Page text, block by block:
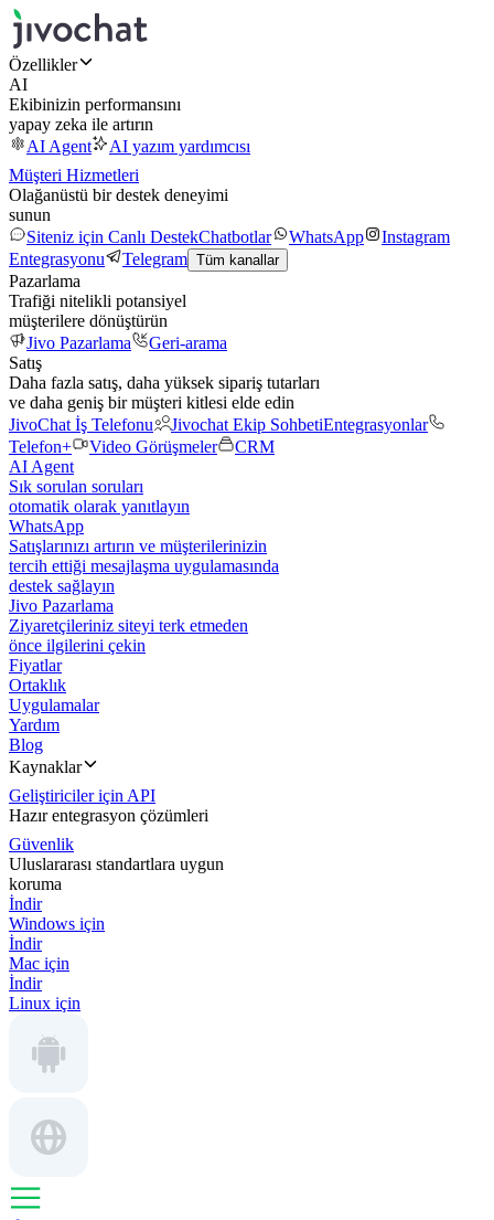
Özellikler
AI
Ekibinizin performansını
yapay zeka ile artırın
AI Agent
AI yazım yardımcısı
Müşteri Hizmetleri
Olağanüstü bir destek deneyimi
sunun
Siteniz için Canlı DestekChatbotlar WhatsApp
Instagram
Entegrasyonu
Telegram Tüm kanallar
Pazarlama
Trafiği nitelikli potansiyel
müşterilere dönüştürün
Jivo Pazarlama
Geri-arama
Satış
Daha fazla satış, daha yüksek sipariş tutarları
ve daha geniş bir müşteri kitlesi elde edin
JivoChat İş Telefonu
Jivochat Ekip SohbetiEntegrasyonlar
Telefon+
Video Görüşmeler
CRM
AI Agent
Sık sorulan soruları
otomatik olarak yanıtlayın
WhatsApp
Satışlarınızı artırın ve müşterilerinizin
tercih ettiği mesajlaşma uygulamasında
destek sağlayın
Jivo Pazarlama
Ziyaretçileriniz siteyi terk etmeden
önce ilgilerini çekin
Fiyatlar
Ortaklık
Uygulamalar
Yardım
Blog
Kaynaklar
Geliştiriciler için API
Hazır entegrasyon çözümleri
Güvenlik
Uluslararası standartlara uygun
koruma
İndir
Windows için
İndir
Mac için
İndir
Linux için